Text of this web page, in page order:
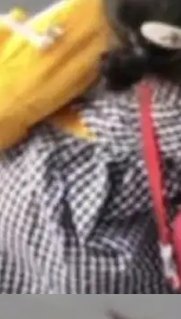
show_
Pri
运行代
要的是 Iso
在于启动
任务可能
冷启动到
法庭，指
苹果的诉
东家挖
发律师
一篇博
this wro
聊天记
律师 Gabr
下午 5:53
了封邮
调查前苹
办公
架HUAWE
即可使
提的是，
P
——你写
一句话让
提示：
M
设置 > 搜
此纪
天正式发
代音视频
个特殊之
个名字，
）。 对于
并不陌
显示，AI
报》报道